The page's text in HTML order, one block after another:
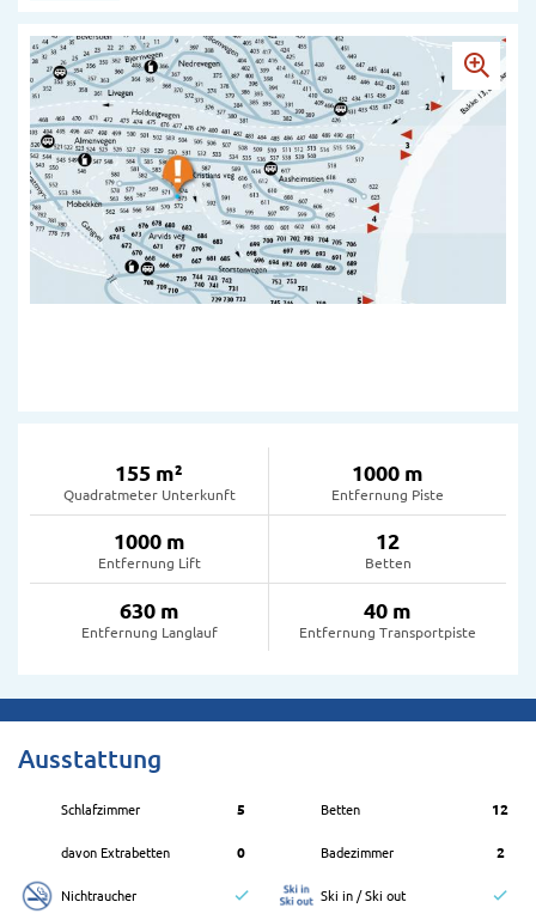
155 m²
Quadratmeter Unterkunft
1000 m
Entfernung Piste
1000 m
Entfernung Lift
12
Betten
630 m
Entfernung Langlauf
40 m
Entfernung Transportpiste
Ausstattung
Schlafzimmer 5 Betten 12
davon Extrabetten 0 Badezimmer 2
Nichtraucher Ski in / Ski out